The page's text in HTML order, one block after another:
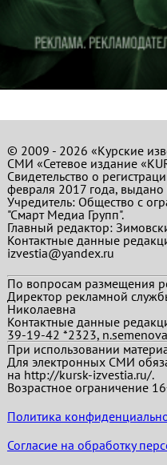
© 2009 - 2026 «Курские
СМИ «Сетевое издание
Свидетельство о
февраля 2017 года,
Учредитель: Общество с
"Смарт Медиа Групп".
Главный редактор:
Контактные данные
izvestia@yandex.ru
По вопросам размещения
Директор рекламной
Николаевна
Контактные данные
39-19-42 *2323,
При использовании
Для электронных СМИ
на http://kursk-izvestia.ru/.
Возрастное ограничение
Политика
Согласие на обработку